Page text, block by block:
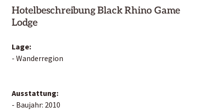
Hotelbeschreibung Black Rhino Game
Lodge
Lage:
- Wanderregion
Ausstattung:
- Baujahr: 2010